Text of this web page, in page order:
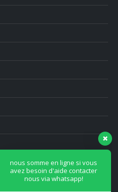
nous somme en ligne si vous
avez besoin d'aide contacter
nous via whatsapp!